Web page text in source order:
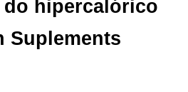
do hipercalórico
Suplements